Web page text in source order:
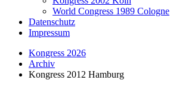
World Congress 1989 Cologne
Datenschutz
Impressum
Kongress 2026
Archiv
Kongress 2012 Hamburg